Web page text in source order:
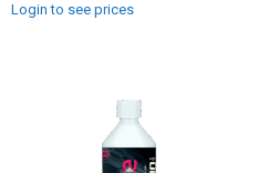
Login to see prices